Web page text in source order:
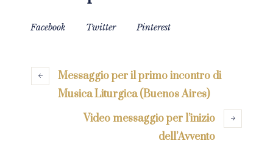
Facebook Twitter Pinterest
Messaggio per il primo incontro di
Musica Liturgica (Buenos Aires)
Video messaggio per l’inizio
dell’Avvento